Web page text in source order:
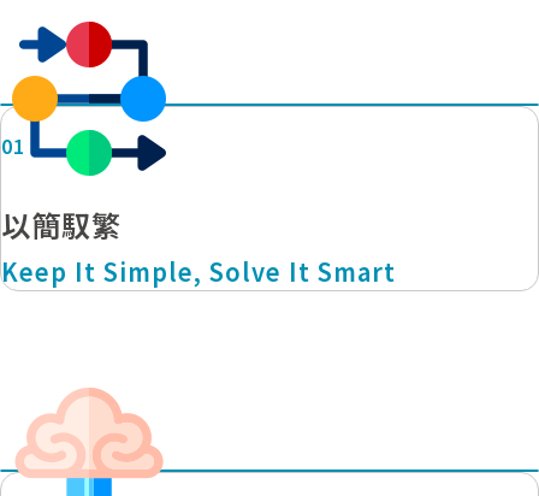
01
以簡馭繁​
Keep It Simple, Solve It Smart